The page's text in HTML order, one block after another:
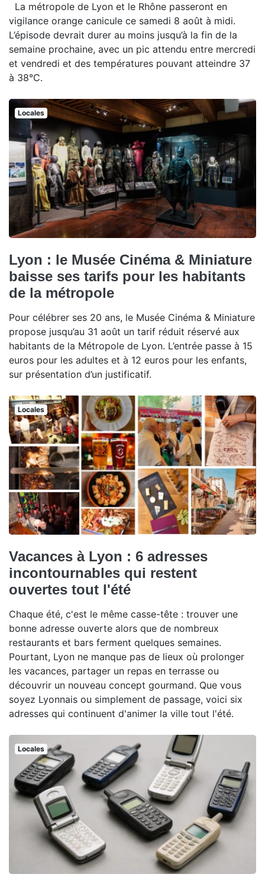
La métropole de Lyon et le Rhône passeront en
vigilance orange canicule ce samedi 8 août à midi.
L’épisode devrait durer au moins jusqu’à la fin de la
semaine prochaine, avec un pic attendu entre mercredi
et vendredi et des températures pouvant atteindre 37
à 38°C.
Locales
Lyon : le Musée Cinéma & Miniature
baisse ses tarifs pour les habitants
de la métropole
Pour célébrer ses 20 ans, le Musée Cinéma & Miniature
propose jusqu’au 31 août un tarif réduit réservé aux
habitants de la Métropole de Lyon. L’entrée passe à 15
euros pour les adultes et à 12 euros pour les enfants,
sur présentation d’un justificatif.
Locales
Vacances à Lyon : 6 adresses
incontournables qui restent
ouvertes tout l'été
Chaque été, c'est le même casse-tête : trouver une
bonne adresse ouverte alors que de nombreux
restaurants et bars ferment quelques semaines.
Pourtant, Lyon ne manque pas de lieux où prolonger
les vacances, partager un repas en terrasse ou
découvrir un nouveau concept gourmand. Que vous
soyez Lyonnais ou simplement de passage, voici six
adresses qui continuent d'animer la ville tout l'été.
Locales